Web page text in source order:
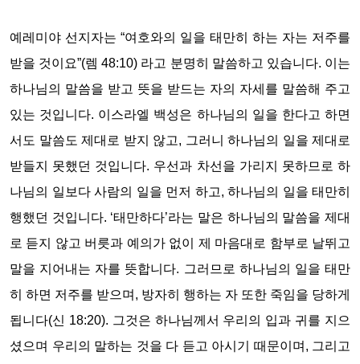
예레미야 선지자는 “여호와의 일을 태만히 하는 자는 저주를
받을 것이요”(렘 48:10) 라고 분명히 말씀하고 있습니다. 이는
하나님의 말씀을 받고 뜻을 받드는 자의 자세를 말씀해 주고
있는 것입니다. 이스라엘 백성은 하나님의 일을 한다고 하면
서도 말씀도 제대로 받지 않고, 그러니 하나님의 일을 제대로
받들지 못했던 것입니다. 우선과 차선을 가리지 못하므로 하
나님의 일보다 사람의 일을 먼저 하고, 하나님의 일을 태만히
행했던 것입니다. ‘태만하다’라는 말은 하나님의 말씀을 제대
로 듣지 않고 버릇과 예의가 없이 제 마음대로 함부로 날뛰고
말을 지어내는 자를 뜻합니다. 그러므로 하나님의 일을 태만
히 하면 저주를 받으며, 방자히 행하는 자 또한 죽임을 당하게
됩니다(신 18:20). 그것은 하나님께서 우리의 입과 귀를 지으
셨으며 우리의 말하는 것을 다 듣고 아시기 때문이며, 그리고